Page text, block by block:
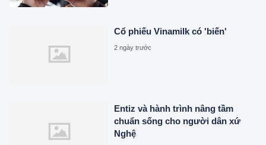
Cổ phiếu Vinamilk có 'biến'
2 ngày trước
Entiz và hành trình nâng tầm
chuẩn sống cho người dân xứ
Nghệ